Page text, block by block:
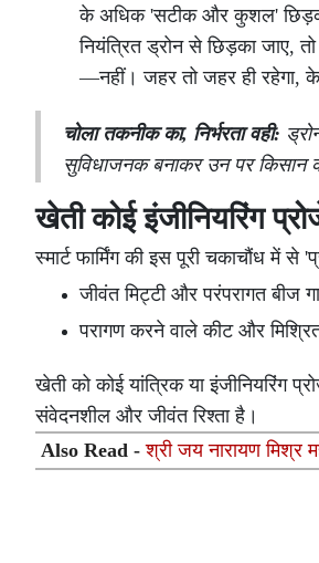
के अधिक 'सटीक और कुशल'
नियंत्रित ड्रोन से छिड़का जाए,
—नहीं। जहर तो जहर ही रहेगा,
चोला तकनीक का, निर्भरता वही:
सुविधाजनक बनाकर उन पर किसान
खेती कोई इंजीनियरिंग
स्मार्ट फार्मिंग की इस पूरी चकाचौंध में
जीवंत मिट्टी और परंपरागत बीज
परागण करने वाले कीट और
खेती को कोई यांत्रिक या इंजीनियरिंग
संवेदनशील और जीवंत रिश्ता है।
Also Read -श्री जय नारायण मिश्र